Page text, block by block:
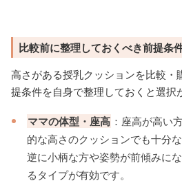
比較前に整理しておくべき前提条
高さがある授乳クッションを比較・
提条件を自身で整理しておくと選択
ママの体型・座高 ：座高が高い
的な高さのクッションでも十分
逆に小柄な方や姿勢が前傾みに
るタイプが有効です。